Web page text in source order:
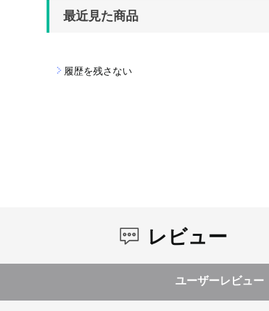
最近見た商品
履歴を残さない
レビュー
ユーザーレビュー